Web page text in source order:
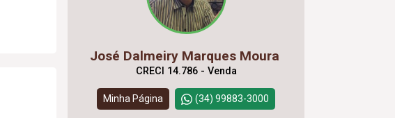
José Dalmeiry Marques Moura
CRECI 14.786 - Venda
Minha Página (34) 99883-3000